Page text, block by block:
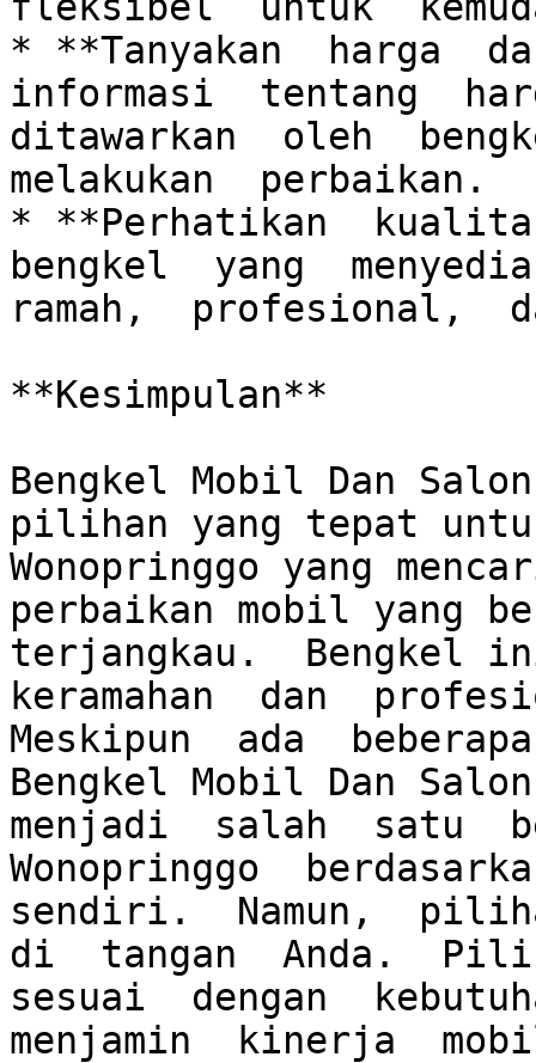
* **Tanyakan  harga
informasi  tentang
ditawarkan  oleh
melakukan  perbaikan.
* **Perhatikan
bengkel  yang
ramah,  profesional,
**Kesimpulan**
Bengkel Mobil Dan
pilihan yang tepat
Wonopringgo yang
perbaikan mobil yang
terjangkau.  Bengkel
keramahan  dan
Meskipun  ada
Bengkel Mobil Dan
menjadi  salah  satu
Wonopringgo
sendiri.  Namun,
di  tangan  Anda.
sesuai  dengan
menjamin  kinerja